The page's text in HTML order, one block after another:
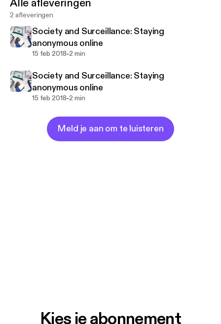
about protecting your personal information and
privacy in this new digital age.
Alle afleveringen
2 afleveringen
Society and Surceillance: Staying
anonymous online
15 feb 2018-2 min
Society and Surceillance: Staying
anonymous online
15 feb 2018-2 min
Meld je aan om te luisteren
Kies je abonnement